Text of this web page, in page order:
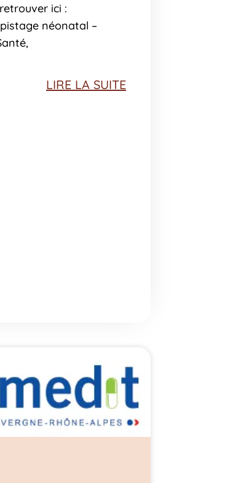
ici :
néonatal –
LIRE LA SUITE